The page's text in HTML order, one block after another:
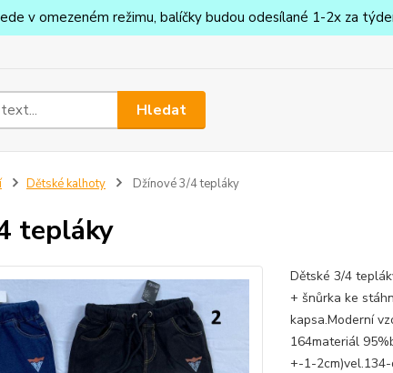
v omezeném režimu, balíčky budou odesílané 1-2x za
Hledat
Dětské kalhoty Džínové 3/4 tepláky
tepláky
Dětské 3/4
+ šnůrka ke
kapsa.Moderní
164materiál
+-1-